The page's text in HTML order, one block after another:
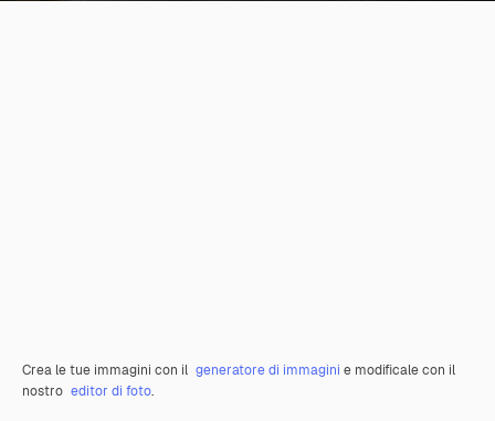
Crea le tue immagini con il generatore di immagini e modificale con il
nostro editor di foto.